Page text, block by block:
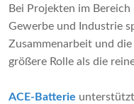
Bei Projekten im
Gewerbe und Industrie
Zusammenarbeit und
größere Rolle als die
ACE-Batterie unterstützt